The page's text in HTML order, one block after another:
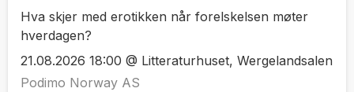
Hva skjer med erotikken når forelskelsen møter
hverdagen?
21.08.2026 18:00 @ Litteraturhuset, Wergelandsalen
Podimo Norway AS